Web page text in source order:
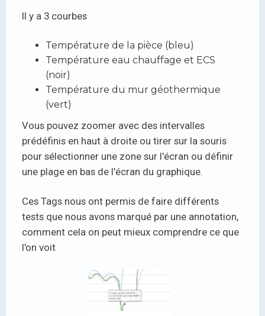
Il y a 3 courbes
Température de la pièce (bleu)
Température eau chauffage et ECS
(noir)
Température du mur géothermique
(vert)
Vous pouvez zoomer avec des intervalles
prédéfinis en haut à droite ou tirer sur la souris
pour sélectionner une zone sur l'écran ou définir
une plage en bas de l'écran du graphique.
Ces Tags nous ont permis de faire différents
tests que nous avons marqué par une annotation,
comment cela on peut mieux comprendre ce que
l'on voit